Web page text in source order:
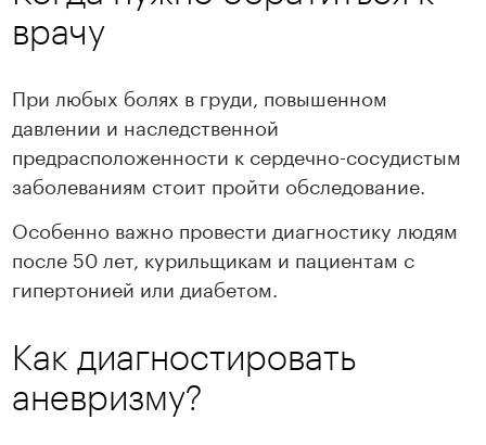
врачу
При любых болях в груди, повышенном
давлении и наследственной
предрасположенности к сердечно-сосудистым
заболеваниям стоит пройти обследование.
Особенно важно провести диагностику людям
после 50 лет, курильщикам и пациентам с
гипертонией или диабетом.
Как диагностировать
аневризму?